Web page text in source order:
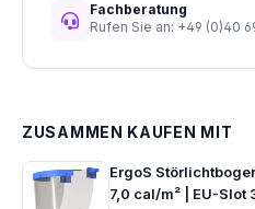
Fachberatung
Rufen Sie an: +49 (0)40
ZUSAMMEN KAUFEN MIT
ErgoS
7,0 cal/m² | EU-Slot